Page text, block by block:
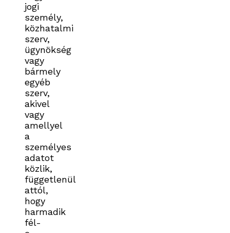
jogi
személy,
közhatalmi
szerv,
ügynökség
vagy
bármely
egyéb
szerv,
akivel
vagy
amellyel
a
személyes
adatot
közlik,
függetlenül
attól,
hogy
harmadik
fél-